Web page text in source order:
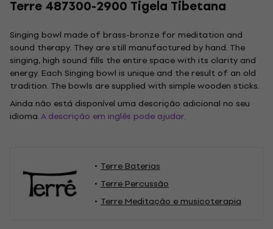
Terre 487300-2900 Tigela Tibetana
Singing bowl made of brass-bronze for meditation and
sound therapy. They are still manufactured by hand. The
singing, high sound fills the entire space with its clarity and
energy. Each Singing bowl is unique and the result of an old
tradition. The bowls are supplied with simple wooden sticks.
Ainda não está disponível uma descrição adicional no seu
idioma.A descrição em inglês pode ajudar.
Terre Baterias
Terre Percussão
Terre Meditação e musicoterapia